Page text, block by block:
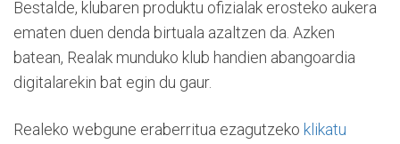
Bestalde, klubaren produktu ofizialak erosteko aukera
ematen duen denda birtuala azaltzen da. Azken
batean, Realak munduko klub handien abangoardia
digitalarekin bat egin du gaur.
Realeko webgune eraberritua ezagutzeko klikatu